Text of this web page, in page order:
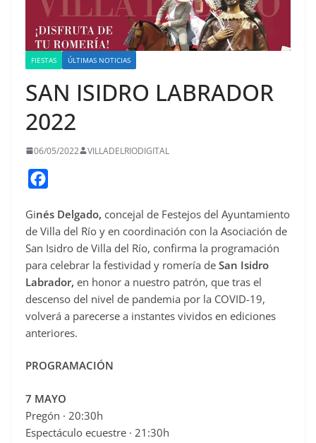
FIESTAS ÚLTIMAS NOTICIAS
SAN ISIDRO LABRADOR
2022
06/05/2022 VILLADELRIODIGITAL
c
e
b
o
o
k
Ginés Delgado, concejal de Festejos del Ayuntamiento
de Villa del Río y en coordinación con la Asociación de
San Isidro de Villa del Río, confirma la programación
para celebrar la festividad y romería de San Isidro
Labrador, en honor a nuestro patrón, que tras el
descenso del nivel de pandemia por la COVID-19,
volverá a parecerse a instantes vividos en ediciones
anteriores.
PROGRAMACIÓN
7 MAYO
Pregón · 20:30h
Espectáculo ecuestre · 21:30h